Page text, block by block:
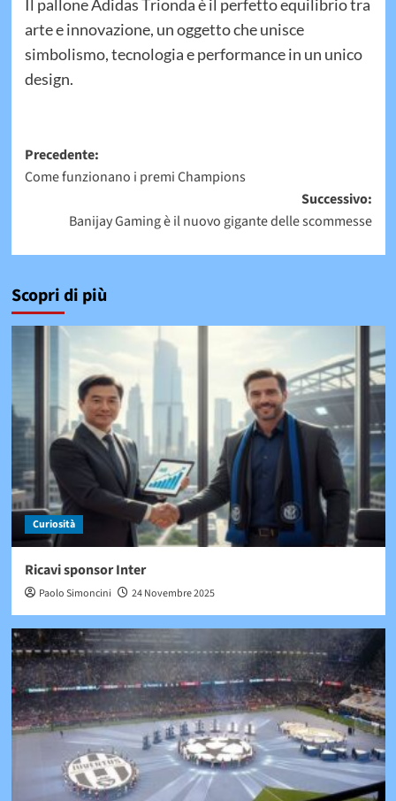
Il pallone Adidas Trionda è il perfetto equilibrio tra
arte e innovazione, un oggetto che unisce
simbolismo, tecnologia e performance in un unico
design.
Navigazione
articolo
Precedente:
Come funzionano i premi Champions
Successivo:
Banijay Gaming è il nuovo gigante delle scommesse
Scopri di più
Curiosità
Ricavi sponsor Inter
Paolo Simoncini 24 Novembre 2025